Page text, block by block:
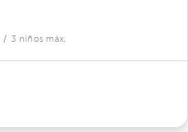
/ 3 niños máx.